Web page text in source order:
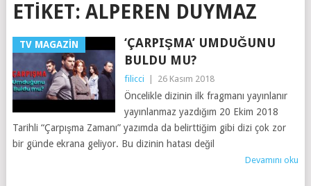
ETIKET: ALPEREN DUYMAZ
TV MAGAZIN
‘ÇARPIŞMA’ UMDUĞUNU
BULDU MU?
filicci 26 Kasım 2018
Öncelikle dizinin ilk fragmanı yayınlanır
yayınlanmaz yazdığım 20 Ekim 2018
Tarihli “Çarpışma Zamanı” yazımda da belirttiğim gibi dizi çok zor
bir günde ekrana geliyor. Bu dizinin hatası değil
Devamını oku